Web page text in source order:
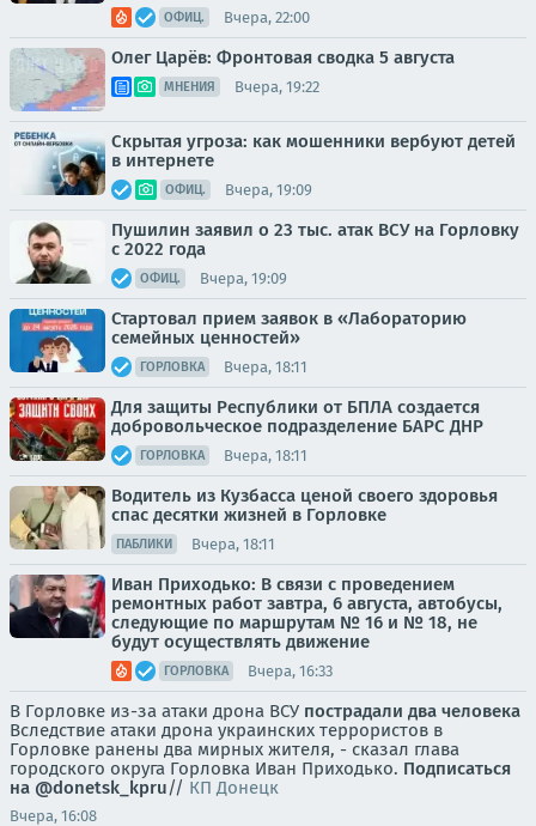
ОФИЦ. Вчера, 22:00
Олег Царёв: Фронтовая сводка 5 августа
МНЕНИЯ Вчера, 19:22
Скрытая угроза: как мошенники вербуют детей
в интернете
ОФИЦ. Вчера, 19:09
Пушилин заявил о 23 тыс. атак ВСУ на Горловку
с 2022 года
ОФИЦ. Вчера, 19:09
Стартовал прием заявок в «Лабораторию
семейных ценностей»
ГОРЛОВКА Вчера, 18:11
Для защиты Республики от БПЛА создается
добровольческое подразделение БАРС ДНР
ГОРЛОВКА Вчера, 18:11
Водитель из Кузбасса ценой своего здоровья
спас десятки жизней в Горловке
ПАБЛИКИ Вчера, 18:11
Иван Приходько: В связи с проведением
ремонтных работ завтра, 6 августа, автобусы,
следующие по маршрутам № 16 и № 18, не
будут осуществлять движение
ГОРЛОВКА Вчера, 16:33
В Горловке из-за атаки дрона ВСУ пострадали два человека
Вследствие атаки дрона украинских террористов в
Горловке ранены два мирных жителя, - сказал глава
городского округа Горловка Иван Приходько. Подписаться
на @donetsk_kpru// КП Донецк
Вчера, 16:08